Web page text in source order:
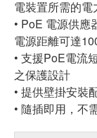
電裝置所需的電
• PoE 電源供應
電源距離可達
• 支援PoE電流
之保護設計
• 提供壁掛安裝
• 隨插即用，不